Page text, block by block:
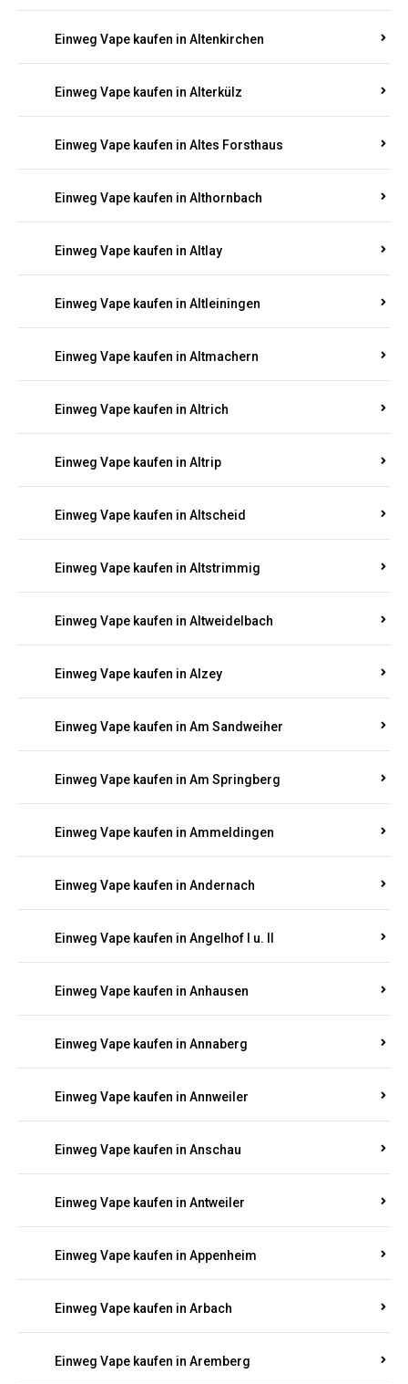
Einweg Vape kaufen in Altenkirchen
Einweg Vape kaufen in Alterkülz
Einweg Vape kaufen in Altes Forsthaus
Einweg Vape kaufen in Althornbach
Einweg Vape kaufen in Altlay
Einweg Vape kaufen in Altleiningen
Einweg Vape kaufen in Altmachern
Einweg Vape kaufen in Altrich
Einweg Vape kaufen in Altrip
Einweg Vape kaufen in Altscheid
Einweg Vape kaufen in Altstrimmig
Einweg Vape kaufen in Altweidelbach
Einweg Vape kaufen in Alzey
Einweg Vape kaufen in Am Sandweiher
Einweg Vape kaufen in Am Springberg
Einweg Vape kaufen in Ammeldingen
Einweg Vape kaufen in Andernach
Einweg Vape kaufen in Angelhof I u. II
Einweg Vape kaufen in Anhausen
Einweg Vape kaufen in Annaberg
Einweg Vape kaufen in Annweiler
Einweg Vape kaufen in Anschau
Einweg Vape kaufen in Antweiler
Einweg Vape kaufen in Appenheim
Einweg Vape kaufen in Arbach
Einweg Vape kaufen in Aremberg